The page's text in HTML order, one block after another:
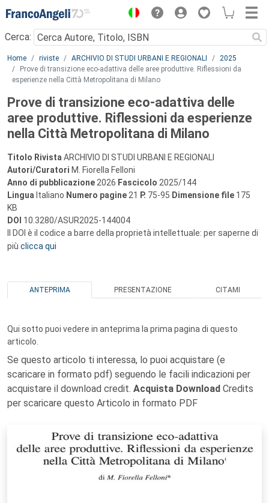
Menu
Cerca:
Main content
Home riviste ARCHIVIO DI STUDI URBANI E REGIONALI
2025
Prove di transizione eco-adattiva delle aree produttive. Riflessioni da
esperienze nella Città Metropolitana di Milano
Prove di transizione eco-adattiva delle
aree produttive. Riflessioni da esperienze
nella Città Metropolitana di Milano
Titolo Rivista ARCHIVIO DI STUDI URBANI E REGIONALI
Autori/Curatori M. Fiorella Felloni
Anno di pubblicazione 2026 Fascicolo 2025/144
Lingua Italiano Numero pagine 21 P. 75-95 Dimensione file 175
KB
DOI 10.3280/ASUR2025-144004
Il DOI è il codice a barre della proprietà intellettuale: per saperne di
più clicca qui
ANTEPRIMA PRESENTAZIONE CITAMI
Qui sotto puoi vedere in anteprima la prima pagina di questo
articolo.
Se questo articolo ti interessa, lo puoi acquistare (e
scaricare in formato pdf) seguendo le facili indicazioni per
acquistare il download credit. Acquista Download Credits
per scaricare questo Articolo in formato PDF